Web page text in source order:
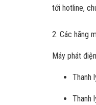
tới hotline,
2. Các hãng
Máy phát
Thanh
Thanh